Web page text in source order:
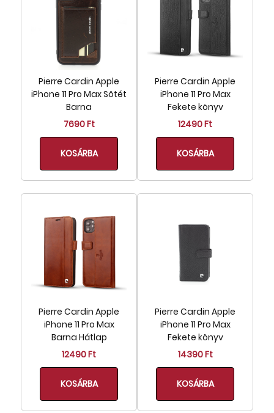
Pierre Cardin Apple
iPhone 11 Pro Max Sötét
Barna
7690 Ft
KOSÁRBA
Pierre Cardin Apple
iPhone 11 Pro Max
Fekete könyv
12490 Ft
KOSÁRBA
Pierre Cardin Apple
iPhone 11 Pro Max
Barna Hátlap
12490 Ft
KOSÁRBA
Pierre Cardin Apple
iPhone 11 Pro Max
Fekete könyv
14390 Ft
KOSÁRBA